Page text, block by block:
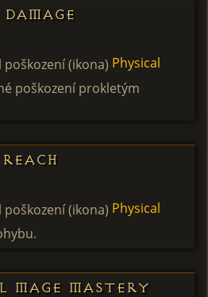
Physical
poškození prokletým
Physical
Mage Mastery